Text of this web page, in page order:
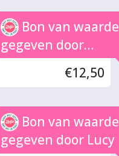
Bon van waarde
gegeven door
g.westervelt
€12,50
Bon van waarde
gegeven door Lucy